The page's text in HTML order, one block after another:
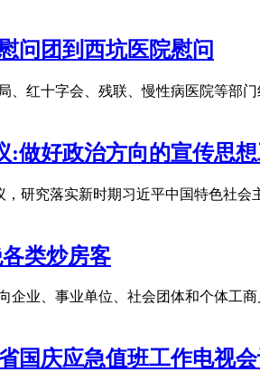
问团到西坑医院慰问
、红十字会、残联、慢性病医院等部
:做好政治方向的宣传思
研究落实新时期习近平中国特色社
类炒房客
企业、事业单位、社会团体和个体工
国庆应急值班工作电视